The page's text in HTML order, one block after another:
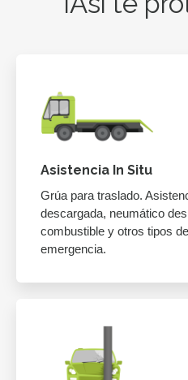
Asistencia In Situ
Grúa para traslado.
descargada, neumático
combustible y otros tipos
emergencia.